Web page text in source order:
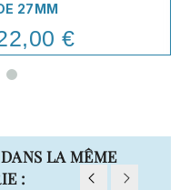
27MM
€
LA MÊME
: